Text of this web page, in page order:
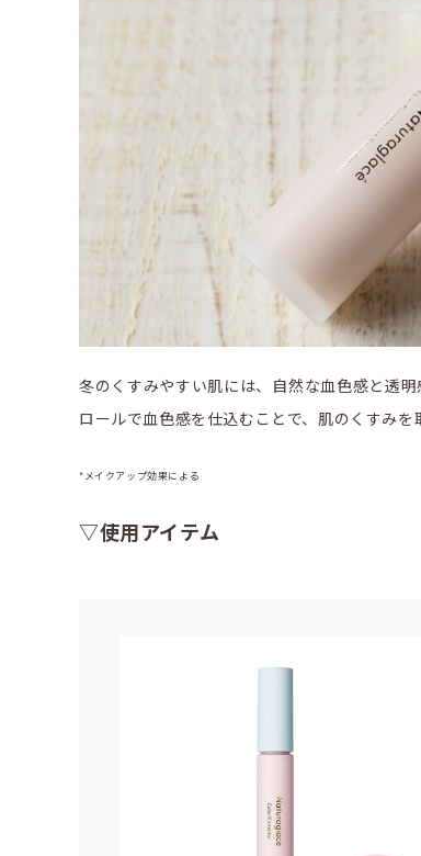
冬のくすみやすい肌には、自然な血色感と透
ロールで血色感を仕込むことで、肌のくすみ
*メイクアップ効果による
▽使用アイテム